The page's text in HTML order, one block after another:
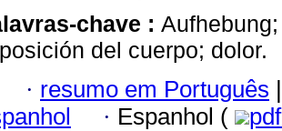
chave :
del cuerpo; dolor.
· resumo em Português |
· Espanhol (